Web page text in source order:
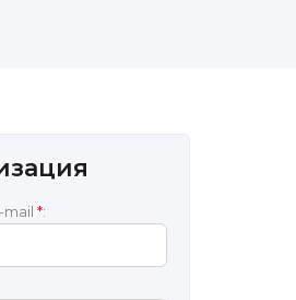
mail *: